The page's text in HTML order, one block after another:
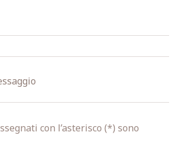
con l’asterisco (*) sono